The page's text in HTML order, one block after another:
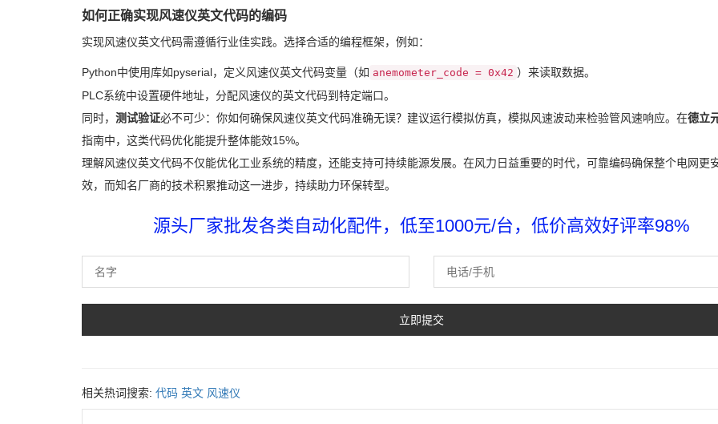
如何正确实现风速仪英文代码的编码
实现风速仪英文代码需遵循行业佳实践。选择合适的编程框架，例如：
Python中使用库如pyserial，定义风速仪英文代码变量（如 anemometer_code = 0x42 ）来读取数据。
PLC系统中设置硬件地址，分配风速仪的英文代码到特定端口。
同时， 测试验证必不可少：你如何确保风速仪英文代码准确无误？建议运行模拟仿真，模拟风速波动来检验管风速响应。在德立
指南中，这类代码优化能提升整体能效15%。
理解风速仪英文代码不仅能优化工业系统的精度，还能支持可持续能源发展。在风力日益重要的时代，可靠编码确保整个电网更
效，而知名厂商的技术积累推动这一进步，持续助力环保转型。
源头厂家批发各类自动化配件，低至1000元/台，低价高效好评率98%
相关热词搜索: 代码 英文 风速仪